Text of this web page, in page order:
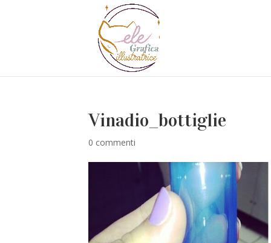
Vinadio_bottiglie
0 commenti